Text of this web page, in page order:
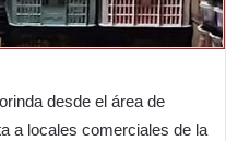
desde el área de
a locales comerciales de la